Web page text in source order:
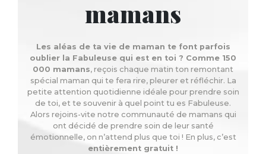
mamans
Les aléas de ta vie de maman te font parfois
oublier la Fabuleuse qui est en toi ? Comme 150
000 mamans, reçois chaque matin ton remontant
spécial maman qui te fera rire, pleurer et réfléchir. La
petite attention quotidienne idéale pour prendre soin
de toi, et te souvenir à quel point tu es Fabuleuse.
Alors rejoins-vite notre communauté de mamans qui
ont décidé de prendre soin de leur santé
émotionnelle, on n’attend plus que toi ! En plus, c’est
entièrement gratuit !